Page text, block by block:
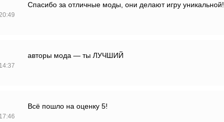
Спасибо за отличные моды, они делают игру уникальной!
авторы мода — ты ЛУЧШИЙ
Всё пошло на оценку 5!